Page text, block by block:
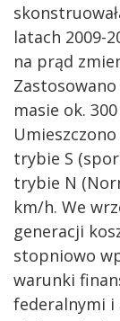
latach 2009-
na prąd
masie ok.
trybie S
trybie N
km/h. We
generacji
stopniowo
warunki
federalnymi i